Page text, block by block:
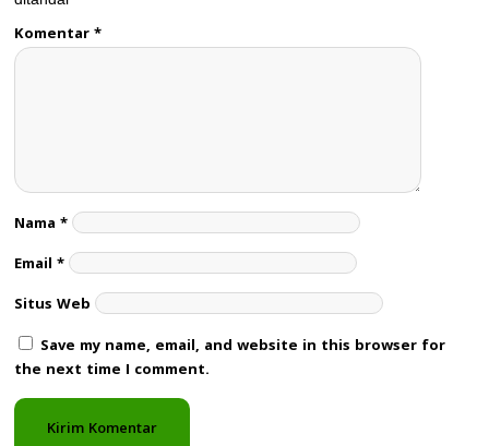
Komentar*
Nama *
Email *
Situs Web
Save my name, email, and website in this browser for
the next time I comment.